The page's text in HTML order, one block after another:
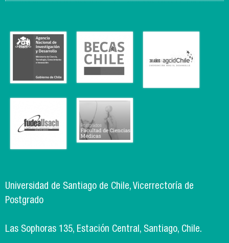
Universidad de Santiago de Chile, Vicerrectoría de
Postgrado
Las Sophoras 135, Estación Central, Santiago, Chile.